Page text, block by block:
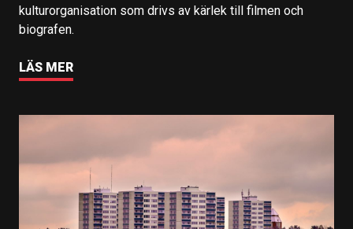
kulturorganisation som drivs av kärlek till filmen och
biografen.
LÄS MER